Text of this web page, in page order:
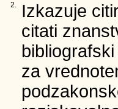
2.
Izkazuje
citati
za